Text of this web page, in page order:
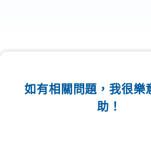
如有相關問題，我很樂
助！